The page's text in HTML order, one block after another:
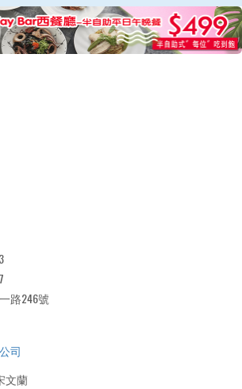
路246號
司
文蘭